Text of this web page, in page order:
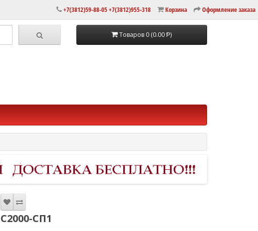
+7(3812)59-88-05 +7(3812)955-318 Корзина Оформление заказа
Товаров 0 (0.00 Ᵽ)
С2000-СП1